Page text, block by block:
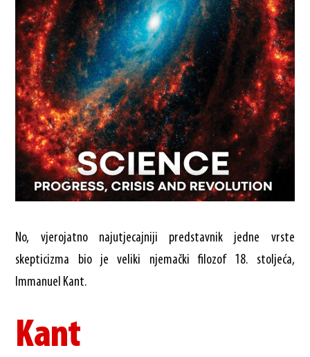
No, vjerojatno najutjecajniji predstavnik jedne vrste
skepticizma bio je veliki njemački filozof 18. stoljeća,
Immanuel Kant.
Kant